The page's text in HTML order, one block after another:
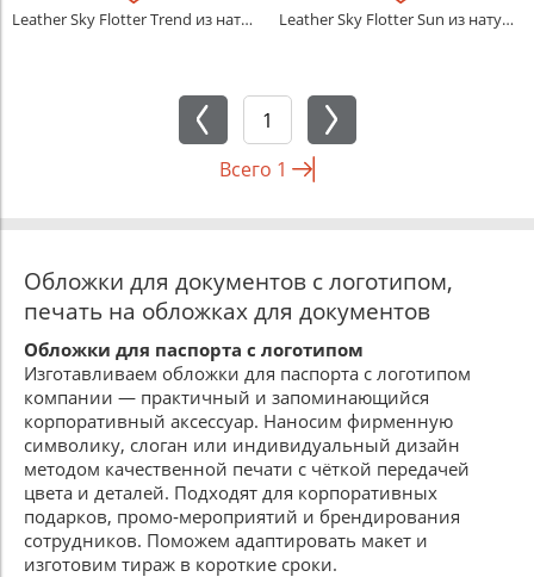
Leather Sky Flotter Trend из натуральной кожи Leather Sky Flotter Sun из натуральной кожи
Всего 1
Обложки для документов с логотипом,
печать на обложках для документов
Обложки для паспорта с логотипом
Изготавливаем обложки для паспорта с логотипом
компании — практичный и запоминающийся
корпоративный аксессуар. Наносим фирменную
символику, слоган или индивидуальный дизайн
методом качественной печати с чёткой передачей
цвета и деталей. Подходят для корпоративных
подарков, промо‑мероприятий и брендирования
сотрудников. Поможем адаптировать макет и
изготовим тираж в короткие сроки.